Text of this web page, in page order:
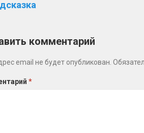
комментарий
email не будет опубликован.
*